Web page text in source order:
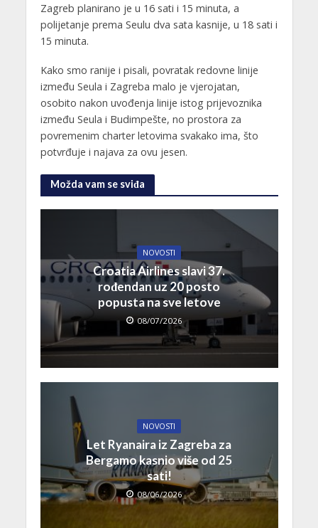
Zagreb planirano je u 16 sati i 15 minuta, a
polijetanje prema Seulu dva sata kasnije, u 18 sati i
15 minuta.
Kako smo ranije i pisali, povratak redovne linije
između Seula i Zagreba malo je vjerojatan,
osobito nakon uvođenja linije istog prijevoznika
između Seula i Budimpešte, no prostora za
povremenim charter letovima svakako ima, što
potvrđuje i najava za ovu jesen.
Možda vam se sviđa
NOVOSTI
Croatia Airlines slavi 37.
rođendan uz 20 posto
popusta na sve letove
08/07/2026
NOVOSTI
Let Ryanaira iz Zagreba za
Bergamo kasnio više od 25
sati!
08/06/2026